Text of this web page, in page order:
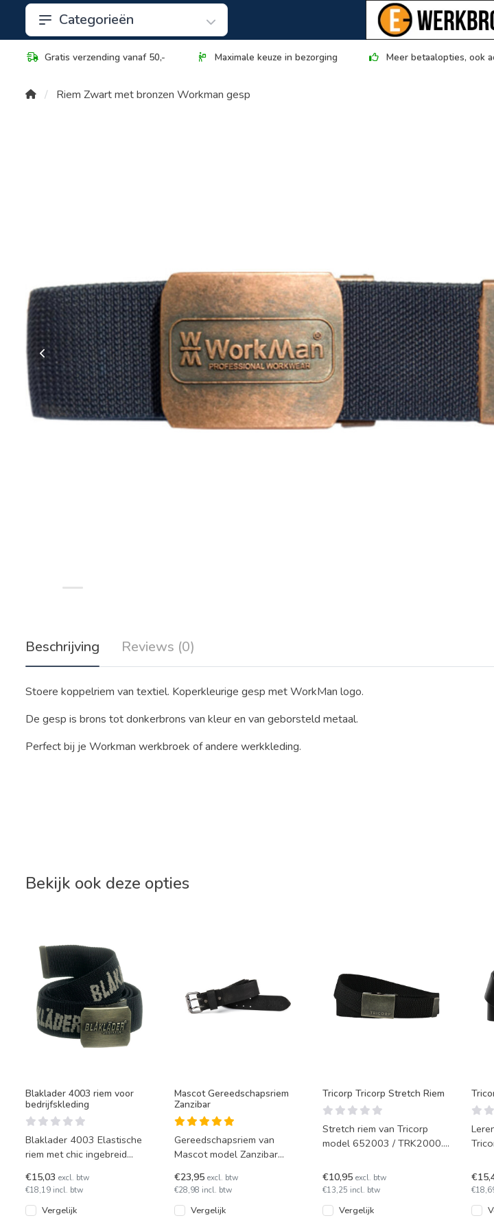
Categorieën
Gratis verzending vanaf 50,- Maximale keuze in bezorging Meer betaalopties, ook
Riem Zwart met bronzen Workman gesp
Beschrijving Reviews (0)
Stoere koppelriem van textiel. Koperkleurige gesp met WorkMan logo.
De gesp is brons tot donkerbrons van kleur en van geborsteld metaal.
Perfect bij je Workman werkbroek of andere werkkleding.
Bekijk ook deze opties
Blaklader 4003 riem voor
bedrijfskleding
Blaklader 4003 Elastische
riem met chic ingebreid
€15,03 excl. btw
€18,19 incl. btw
Vergelijk
Mascot Gereedschapsriem
Zanzibar
Gereedschapsriem van
Mascot model Zanzibar
leder voor werkbroeken.
Ideaal om loss
€23,95 excl. btw
€28,98 incl. btw
Vergelijk
Tricorp Tricorp Stretch Riem
Stretch riem van Tricorp
model 652003 / TRK2000.
geschikt voor Tricorp werkbr
€10,95excl. btw
€13,25 incl. btw
Vergelijk